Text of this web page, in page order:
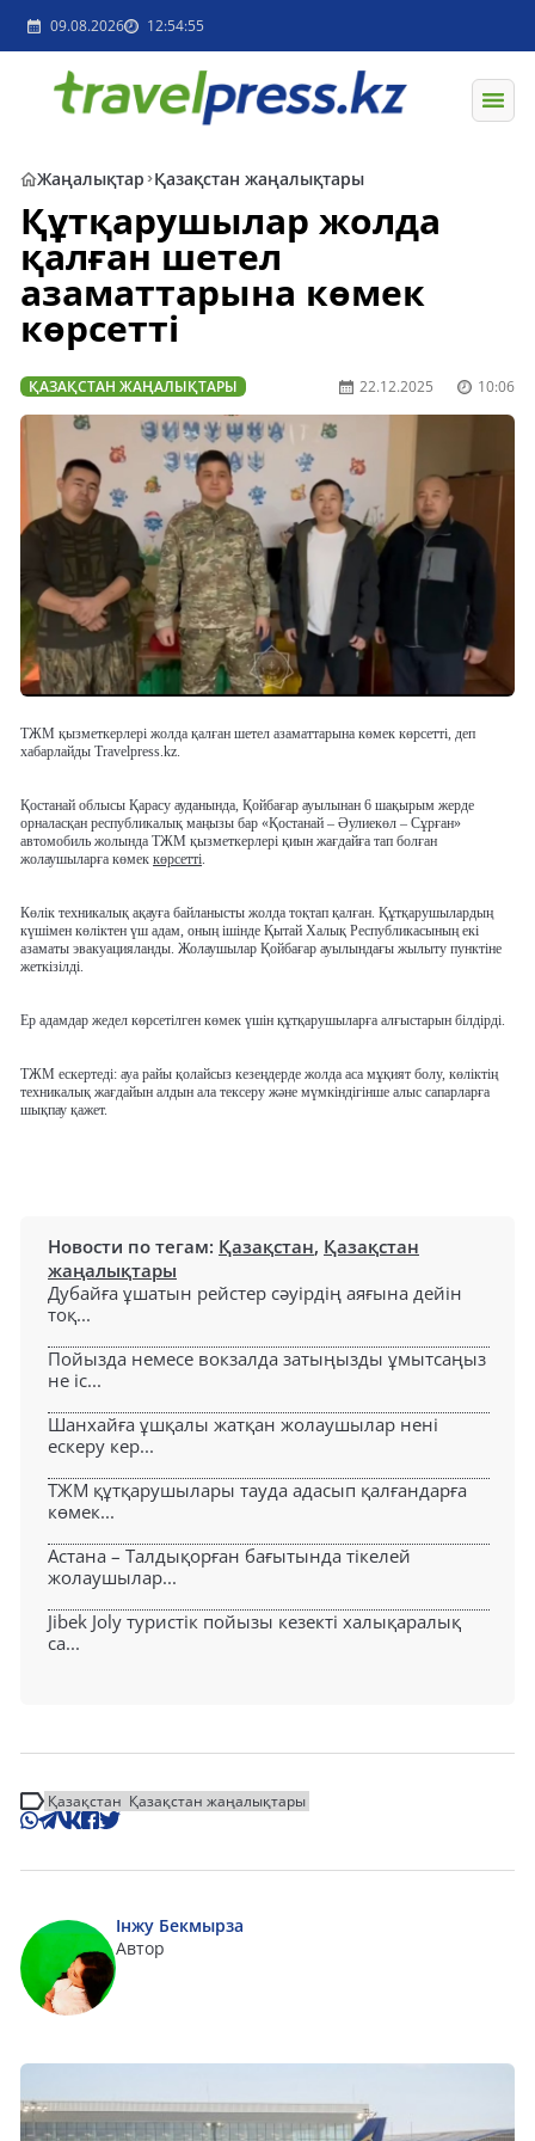
09.08.2026 12:54:55
Жаңалықтар Қазақстан жаңалықтары
Құтқарушылар жолда
қалған шетел
азаматтарына көмек
көрсетті
ҚАЗАҚСТАН ЖАҢАЛЫҚТАРЫ 22.12.2025 10:06
ТЖМ қызметкерлері жолда қалған шетел азаматтарына көмек көрсетті, деп
хабарлайды Travelpress.kz.
Қостанай облысы Қарасу ауданында, Қойбағар ауылынан 6 шақырым жерде
орналасқан республикалық маңызы бар «Қостанай – Әулиекөл – Сұрған»
автомобиль жолында ТЖМ қызметкерлері қиын жағдайға тап болған
жолаушыларға көмек көрсетті
Көлік техникалық ақауға байланысты жолда тоқтап қалған. Құтқарушылардың
күшімен көліктен үш адам, оның ішінде Қытай Халық Республикасының екі
азаматы эвакуацияланды. Жолаушылар Қойбағар ауылындағы жылыту пунктіне
жеткізілді.
Ер адамдар жедел көрсетілген көмек үшін құтқарушыларға алғыстарын білдірді.
ТЖМ ескертеді: ауа райы қолайсыз кезеңдерде жолда аса мұқият болу, көліктің
техникалық жағдайын алдын ала тексеру және мүмкіндігінше алыс сапарларға
шықпау қажет.
Новости по тегам: Қазақстан, Қазақстан
жаңалықтары
Дубайға ұшатын рейстер сәуірдің аяғына дейін
тоқ...
Пойызда немесе вокзалда затыңызды ұмытсаңыз
не іс...
Шанхайға ұшқалы жатқан жолаушылар нені
ескеру кер...
ТЖМ құтқарушылары тауда адасып қалғандарға
көмек...
Астана – Талдықорған бағытында тікелей
жолаушылар...
Jibek Joly туристік пойызы кезекті халықаралық
са...
Қазақстан Қазақстан жаңалықтары
Інжу Бекмырза
Автор